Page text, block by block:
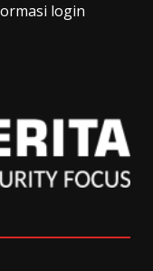
login